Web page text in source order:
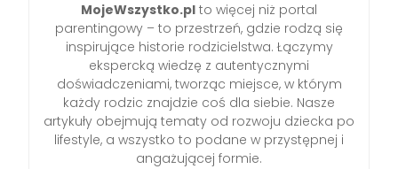
MojeWszystko.pl to więcej niż portal
parentingowy – to przestrzeń, gdzie rodzą się
inspirujące historie rodzicielstwa. Łączymy
ekspercką wiedzę z autentycznymi
doświadczeniami, tworząc miejsce, w którym
każdy rodzic znajdzie coś dla siebie. Nasze
artykuły obejmują tematy od rozwoju dziecka po
lifestyle, a wszystko to podane w przystępnej i
angażującej formie.